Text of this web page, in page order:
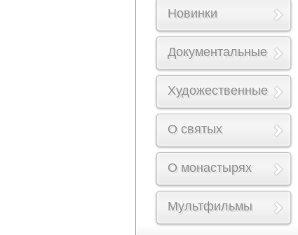
Новинки
Документальные
Художественные
О святых
О монастырях
Мультфильмы